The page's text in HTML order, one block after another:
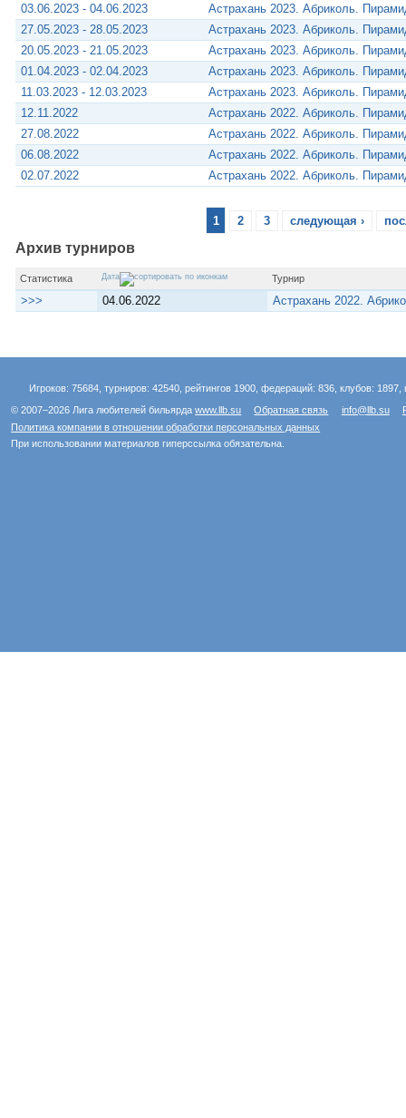
03.06.2023 - 04.06.2023
Астрахань 2023. Абриколь.
27.05.2023 - 28.05.2023
Астрахань 2023. Абриколь.
20.05.2023 - 21.05.2023
Астрахань 2023. Абриколь.
01.04.2023 - 02.04.2023
Астрахань 2023. Абриколь.
11.03.2023 - 12.03.2023
Астрахань 2023. Абриколь.
12.11.2022
Астрахань 2022. Абриколь.
27.08.2022
Астрахань 2022. Абриколь.
06.08.2022
Астрахань 2022. Абриколь.
02.07.2022
Астрахань 2022. Абриколь.
1 2 3 следующая ›
Архив турниров
Статистика Дата Турнир
>>> 04.06.2022 Астрахань 2022.
Игроков: 75684, турниров: 42540, рейтингов 1900, федераций: 836, клубов:
© 2007–2026 Лига любителей бильярдаwww.llb.su Обратная связь info@llb.su
Политика компании в отношении обработки персональных данных
При использовании материалов гиперссылка обязательна.